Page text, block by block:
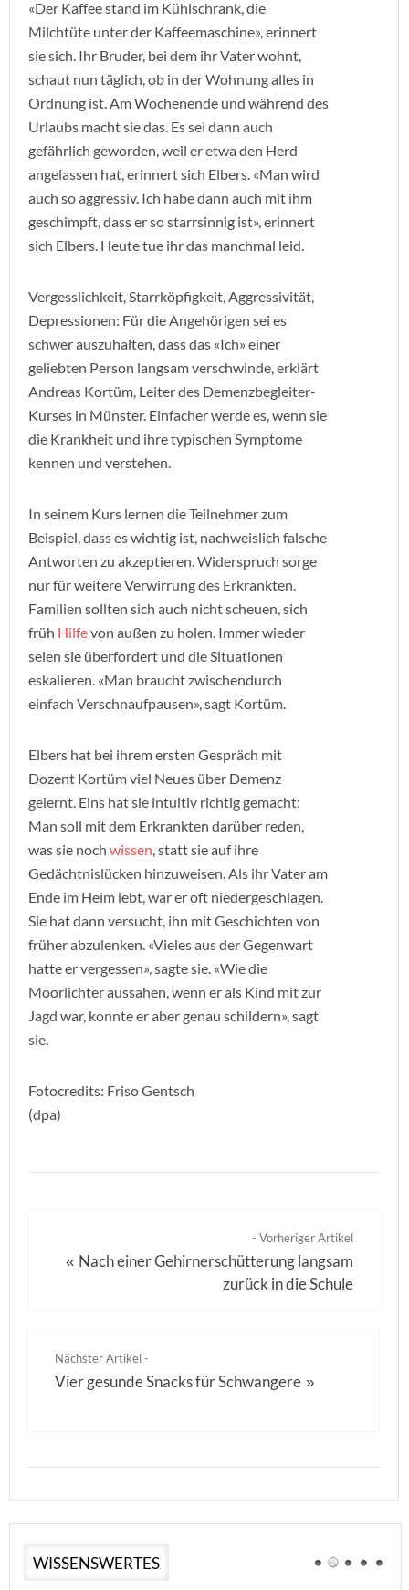
«Der Kaffee stand im Kühlschrank, die
Milchtüte unter der Kaffeemaschine», erinnert
sie sich. Ihr Bruder, bei dem ihr Vater wohnt,
schaut nun täglich, ob in der Wohnung alles in
Ordnung ist. Am Wochenende und während des
Urlaubs macht sie das. Es sei dann auch
gefährlich geworden, weil er etwa den Herd
angelassen hat, erinnert sich Elbers. «Man wird
auch so aggressiv. Ich habe dann auch mit ihm
geschimpft, dass er so starrsinnig ist», erinnert
sich Elbers. Heute tue ihr das manchmal leid.
Vergesslichkeit, Starrköpfigkeit, Aggressivität,
Depressionen: Für die Angehörigen sei es
schwer auszuhalten, dass das «Ich» einer
geliebten Person langsam verschwinde, erklärt
Andreas Kortüm, Leiter des Demenzbegleiter-
Kurses in Münster. Einfacher werde es, wenn sie
die Krankheit und ihre typischen Symptome
kennen und verstehen.
In seinem Kurs lernen die Teilnehmer zum
Beispiel, dass es wichtig ist, nachweislich falsche
Antworten zu akzeptieren. Widerspruch sorge
nur für weitere Verwirrung des Erkrankten.
Familien sollten sich auch nicht scheuen, sich
früh Hilfevon außen zu holen. Immer wieder
seien sie überfordert und die Situationen
eskalieren. «Man braucht zwischendurch
einfach Verschnaufpausen», sagt Kortüm.
Elbers hat bei ihrem ersten Gespräch mit
Dozent Kortüm viel Neues über Demenz
gelernt. Eins hat sie intuitiv richtig gemacht:
Man soll mit dem Erkrankten darüber reden,
was sie noch wissen, statt sie auf ihre
Gedächtnislücken hinzuweisen. Als ihr Vater am
Ende im Heim lebt, war er oft niedergeschlagen.
Sie hat dann versucht, ihn mit Geschichten von
früher abzulenken. «Vieles aus der Gegenwart
hatte er vergessen», sagte sie. «Wie die
Moorlichter aussahen, wenn er als Kind mit zur
Jagd war, konnte er aber genau schildern», sagt
sie.
Fotocredits: Friso Gentsch
(dpa)
- Vorheriger Artikel
« Nach einer Gehirnerschütterung langsam
zurück in die Schule
Nächster Artikel -
Vier gesunde Snacks für Schwangere »
WISSENSWERTES